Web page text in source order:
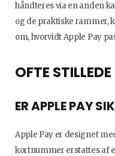
håndteres via en anden
og de praktiske rammer,
om, hvorvidt Apple Pay
OFTE
ER APPLE PAY
Apple Pay er designet
kortnummer erstattes af